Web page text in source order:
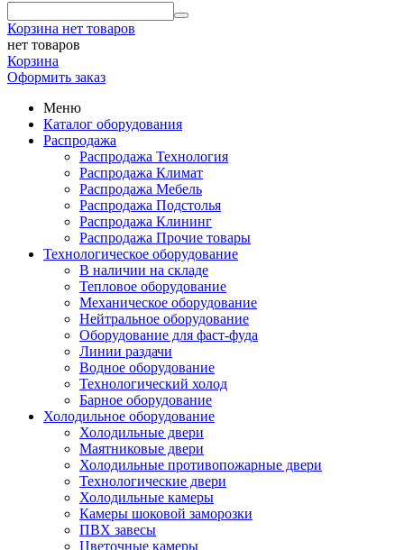
Корзина нет товаров
нет товаров
Корзина
Оформить заказ
Меню
Каталог оборудования
Распродажа
Распродажа Технология
Распродажа Климат
Распродажа Мебель
Распродажа Подстолья
Распродажа Клининг
Распродажа Прочие товары
Технологическое оборудование
В наличии на складе
Тепловое оборудование
Механическое оборудование
Нейтральное оборудование
Оборудование для фаст-фуда
Линии раздачи
Водное оборудование
Технологический холод
Барное оборудование
Холодильное оборудование
Холодильные двери
Маятниковые двери
Холодильные противопожарные двери
Технологические двери
Холодильные камеры
Камеры шоковой заморозки
ПВХ завесы
Цветочные камеры